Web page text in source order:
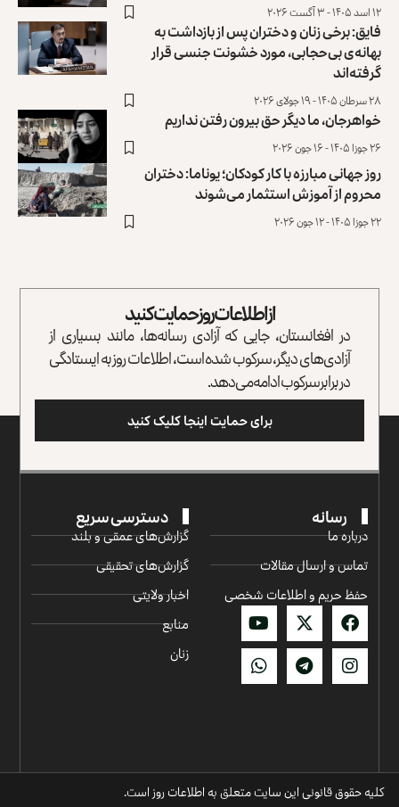
۱۲ اسد ۱۴۰۵ - ۳ آگست ۲۰۲۶
فایق: برخی زنان و دختران پس از بازداشت به
بهانه‌ی بی‌حجابی، مورد خشونت جنسی قرار
گرفته‌اند
۲۸ سرطان ۱۴۰۵ - ۱۹ جولای ۲۰۲۶
خواهرجان، ما دیگر حق بیرون رفتن نداریم
۲۶ جوزا ۱۴۰۵ - ۱۶ جون ۲۰۲۶
روز جهانی مبارزه با کار کودکان؛ یوناما: دختران
محروم از آموزش استثمار می‌شوند
۲۲ جوزا ۱۴۰۵ - ۱۲ جون ۲۰۲۶
از اطلاعات روز حمایت کنید
در افغانستان، جایی که آزادی رسانه‌ها، مانند بسیاری از
آزادی‌های دیگر، سرکوب شده است، اطلاعات روز به ایستادگی
در برابر سرکوب ادامه می‌دهد.
برای حمایت اینجا کلیک کنید
رسانه
درباره ما
تماس و ارسال مقالات
حفظ حریم و اطلاعات شخصی
دسترسی سریع
گزارش‌‌های عمقی و بلند
گزارش‌های تحقیقی
اخبار ولایتی
منابع
زنان
کلیه حقوق قانونی این سایت متعلق به اطلاعات روز است.